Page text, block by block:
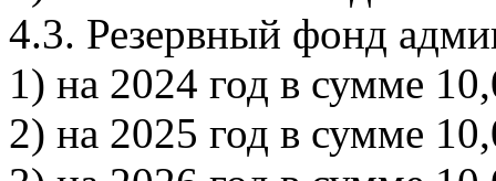
4.3. Резервный фонд
1) на 2024 год в сумме
2) на 2025 год в сумме